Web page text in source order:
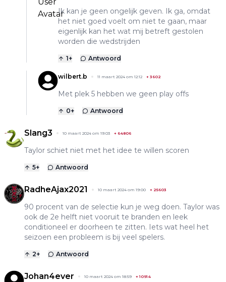
Ik kan je geen ongelijk geven. Ik ga, omdat
het niet goed voelt om niet te gaan, maar
eigenlijk kan het wat mij betreft gestolen
worden die wedstrijden
1+ Antwoord
wilbert.b 11 maart 2024 om 12:12 + 3602
Met plek 5 hebben we geen play offs
0+ Antwoord
Slang3 10 maart 2024 om 19:03 + 64806
Taylor schiet niet met het idee te willen scoren
5+ Antwoord
RadheAjax2021 10 maart 2024 om 19:00 + 25603
90 procent van de selectie kun je weg doen. Taylor was
ook de 2e helft niet vooruit te branden en leek
conditioneel er doorheen te zitten. Iets wat heel het
seizoen een probleem is bij veel spelers.
2+ Antwoord
Johan4ever 10 maart 2024 om 18:59 +10914